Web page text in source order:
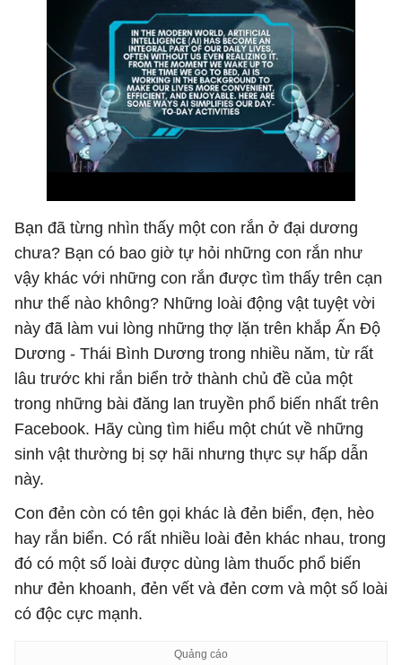
Bạn đã từng nhìn thấy một con rắn ở đại dương
chưa? Bạn có bao giờ tự hỏi những con rắn như
vậy khác với những con rắn được tìm thấy trên cạn
như thế nào không? Những loài động vật tuyệt vời
này đã làm vui lòng những thợ lặn trên khắp Ấn Độ
Dương - Thái Bình Dương trong nhiều năm, từ rất
lâu trước khi rắn biển trở thành chủ đề của một
trong những bài đăng lan truyền phổ biến nhất trên
Facebook. Hãy cùng tìm hiểu một chút về những
sinh vật thường bị sợ hãi nhưng thực sự hấp dẫn
này.
Con đẻn còn có tên gọi khác là đẻn biển, đẹn, hèo
hay rắn biển. Có rất nhiều loài đẻn khác nhau, trong
đó có một số loài được dùng làm thuốc phổ biến
như đẻn khoanh, đẻn vết và đẻn cơm và một số loài
có độc cực mạnh.